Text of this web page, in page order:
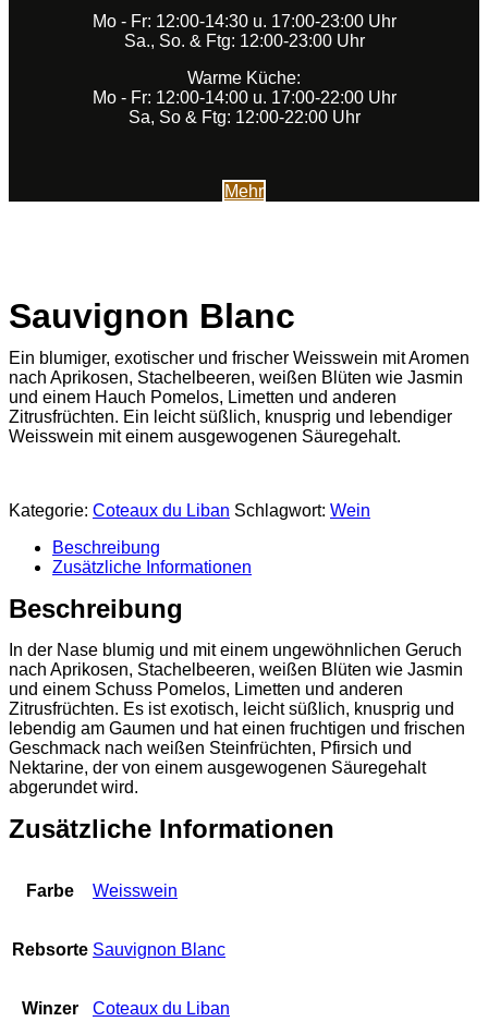
Mo - Fr: 12:00-14:30 u. 17:00-23:00 Uhr
Sa., So. & Ftg: 12:00-23:00 Uhr
Warme Küche:
Mo - Fr: 12:00-14:00 u. 17:00-22:00 Uhr
Sa, So & Ftg: 12:00-22:00 Uhr
Mehr
Sauvignon Blanc
Ein blumiger, exotischer und frischer Weisswein mit Aromen
nach Aprikosen, Stachelbeeren, weißen Blüten wie Jasmin
und einem Hauch Pomelos, Limetten und anderen
Zitrusfrüchten. Ein leicht süßlich, knusprig und lebendiger
Weisswein mit einem ausgewogenen Säuregehalt.
Kategorie: Coteaux du Liban Schlagwort: Wein
Beschreibung
Zusätzliche Informationen
Beschreibung
In der Nase blumig und mit einem ungewöhnlichen Geruch
nach Aprikosen, Stachelbeeren, weißen Blüten wie Jasmin
und einem Schuss Pomelos, Limetten und anderen
Zitrusfrüchten. Es ist exotisch, leicht süßlich, knusprig und
lebendig am Gaumen und hat einen fruchtigen und frischen
Geschmack nach weißen Steinfrüchten, Pfirsich und
Nektarine, der von einem ausgewogenen Säuregehalt
abgerundet wird.
Zusätzliche Informationen
Farbe Weisswein
Rebsorte Sauvignon Blanc
Winzer Coteaux du Liban